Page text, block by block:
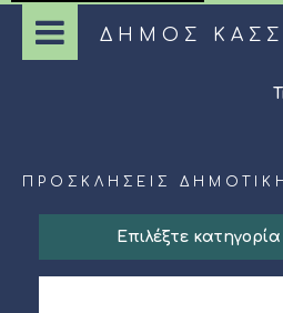
ΔΗΜΟΣ
ΠΡΟΣΚΛΉΣΕΙΣ
Επιλέξτε κατηγορία